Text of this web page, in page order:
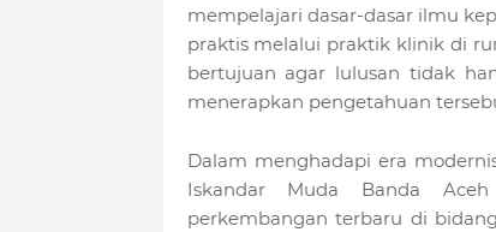
mempelajari dasar-dasar ilmu
praktis melalui praktik klinik di
bertujuan agar lulusan tidak
menerapkan pengetahuan
Dalam menghadapi era
Iskandar Muda Banda
perkembangan terbaru di